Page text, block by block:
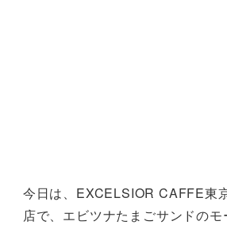
今日は、EXCELSIOR CAFFE東
店で、エビツナたまごサンドのモ